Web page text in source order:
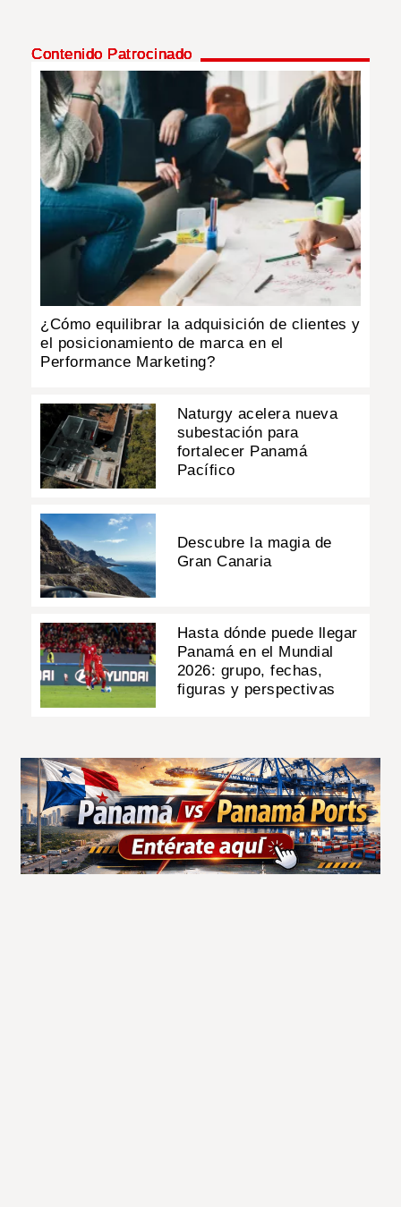
Contenido Patrocinado
¿Cómo equilibrar la adquisición de clientes y
el posicionamiento de marca en el
Performance Marketing?
Naturgy acelera nueva
subestación para
fortalecer Panamá
Pacífico
Descubre la magia de
Gran Canaria
Hasta dónde puede llegar
Panamá en el Mundial
2026: grupo, fechas,
figuras y perspectivas